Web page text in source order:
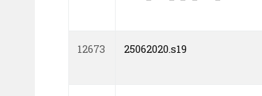
12673 25062020.s19